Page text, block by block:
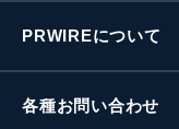
PRWIREについて
各種お問い合わせ